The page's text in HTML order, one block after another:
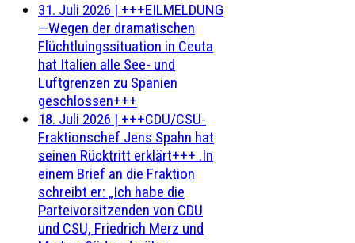
31. Juli 2026 | +++EILMELDUNG
—Wegen der dramatischen
Flüchtluingssituation in Ceuta
hat Italien alle See- und
Luftgrenzen zu Spanien
geschlossen+++
18. Juli 2026 | +++CDU/CSU-
Fraktionschef Jens Spahn hat
seinen Rücktritt erklärt+++ .In
einem Brief an die Fraktion
schreibt er: „Ich habe die
Parteivorsitzenden von CDU
und CSU, Friedrich Merz und